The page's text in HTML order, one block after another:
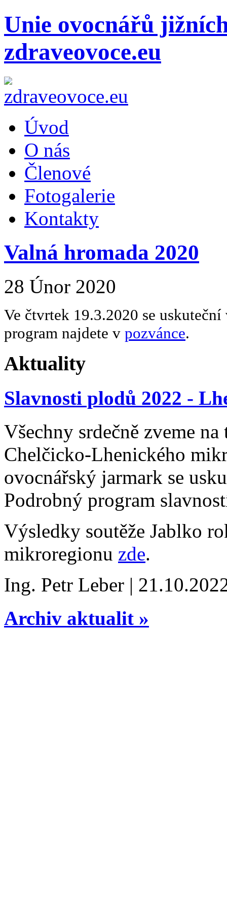
Unie ovocnářů
zdraveovoce.eu
Úvod
O nás
Členové
Fotogalerie
Kontakty
Valná hromada 2020
28 Únor 2020
Ve čtvrtek 19.3.2020 se
program najdete v pozvánce.
Aktuality
Slavnosti plodů 2022 -
Všechny srdečně zveme
Chelčicko-Lhenického
ovocnářský jarmark se
Podrobný program
Výsledky soutěže Jablko
mikroregionu zde.
Ing. Petr Leber |
Archiv aktualit »